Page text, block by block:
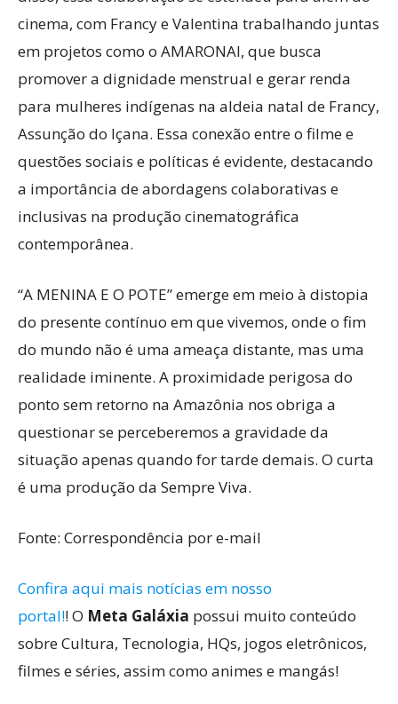
cinema, com Francy e Valentina trabalhando juntas
em projetos como o AMARONAI, que busca
promover a dignidade menstrual e gerar renda
para mulheres indígenas na aldeia natal de Francy,
Assunção do Içana. Essa conexão entre o filme e
questões sociais e políticas é evidente, destacando
a importância de abordagens colaborativas e
inclusivas na produção cinematográfica
contemporânea.
“A MENINA E O POTE” emerge em meio à distopia
do presente contínuo em que vivemos, onde o fim
do mundo não é uma ameaça distante, mas uma
realidade iminente. A proximidade perigosa do
ponto sem retorno na Amazônia nos obriga a
questionar se perceberemos a gravidade da
situação apenas quando for tarde demais. O curta
é uma produção da Sempre Viva.
Fonte: Correspondência por e-mail
Confira aqui mais notícias em nosso
portal!! O Meta Galáxia possui muito conteúdo
sobre Cultura, Tecnologia, HQs, jogos eletrônicos,
filmes e séries, assim como animes e mangás!